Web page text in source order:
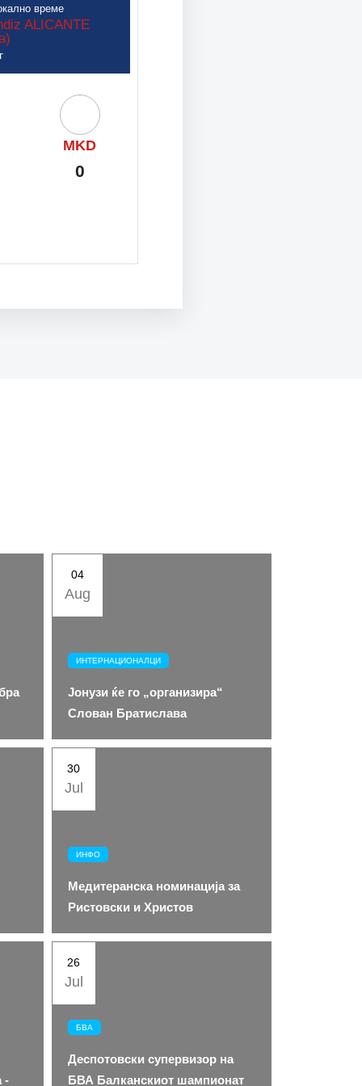
време
LUX
1
време
ALICANTE
MKD
0
ИНТЕРНАЦИОНАЛЦИ
Јонузи ќе го „организира“
Слован Братислава
04
Aug
ИНФО
Медитеранска номинација за
Ристовски и Христов
30
Jul
-
БВА
Деспотовски супервизор на
БВА Балканскиот шампионат
26
Jul